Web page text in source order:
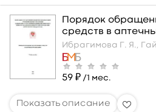
Порядок
средств в
Ибрагимова Г. Я.,
59 ₽ /1 мес.